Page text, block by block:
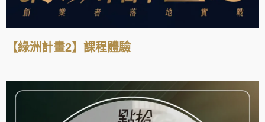
【綠洲計畫2】課程體驗